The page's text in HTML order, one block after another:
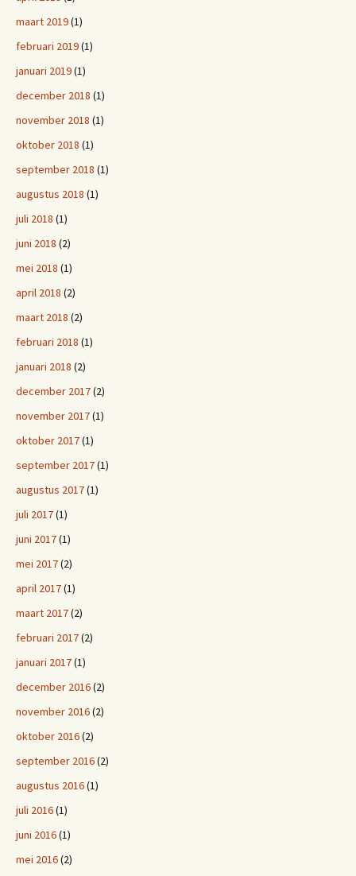
maart 2019(1)
februari 2019(1)
januari 2019(1)
december 2018 (1)
november 2018 (1)
oktober 2018 (1)
september 2018 (1)
augustus 2018 (1)
juli 2018 (1)
juni 2018 (2)
mei 2018 (1)
april 2018 (2)
maart 2018 (2)
februari 2018 (1)
januari 2018 (2)
december 2017(2)
november 2017(1)
oktober 2017(1)
september 2017(1)
augustus 2017(1)
juli 2017(1)
juni 2017(1)
mei 2017(2)
april 2017(1)
maart 2017(2)
februari 2017(2)
januari 2017(1)
december 2016(2)
november 2016(2)
oktober 2016(2)
september 2016(2)
augustus 2016(1)
juli 2016(1)
juni 2016(1)
mei 2016(2)